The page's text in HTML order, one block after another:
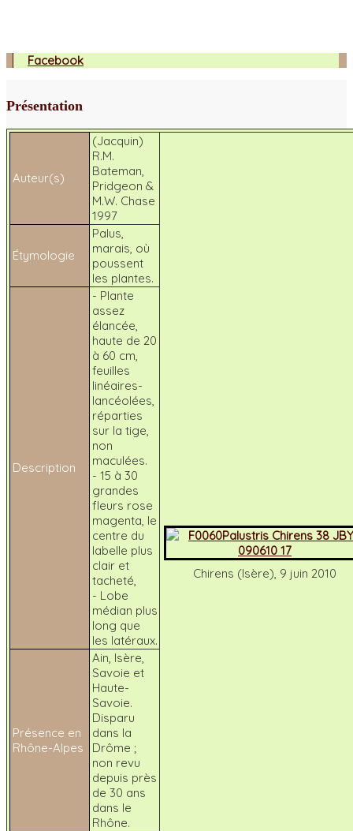
Facebook
Présentation
Auteur(s)
(Jacquin)
R.M.
Bateman,
Pridgeon &
M.W. Chase
1997
Chirens (Isère), 9 juin 2010
Étymologie
Palus,
marais, où
poussent
les plantes.
Description
- Plante
assez
élancée,
haute de 20
à 60 cm,
feuilles
linéaires-
lancéolées,
réparties
sur la tige,
non
maculées.
- 15 à 30
grandes
fleurs rose
magenta, le
centre du
labelle plus
clair et
tacheté,
- Lobe
médian plus
long que
les latéraux.
Présence en
Rhône-Alpes
Ain, Isère,
Savoie et
Haute-
Savoie.
Disparu
dans la
Drôme ;
non revu
depuis près
de 30 ans
dans le
Rhône.